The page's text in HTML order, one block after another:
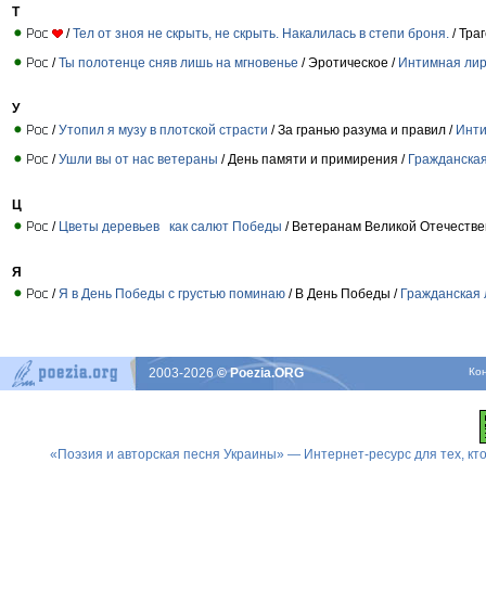
Т
/Тел от зноя не скрыть, не скрыть. Накалилась в степи броня. /
/Ты полотенце сняв лишь на мгновенье / Эротическое / Интимная
У
/Утопил я музу в плотской страсти / За гранью разума и правил /
/Ушли вы от нас ветераны / День памяти и примирения /
Ц
/ Цветы деревьев как салют Победы / Ветеранам Великой
Я
/ Я в День Победы с грустью поминаю / В День Победы / Гражданская
2003-2026© Poezia.ORG
«Поэзия и авторская песня Украины» — Интернет-ресурс для тех,